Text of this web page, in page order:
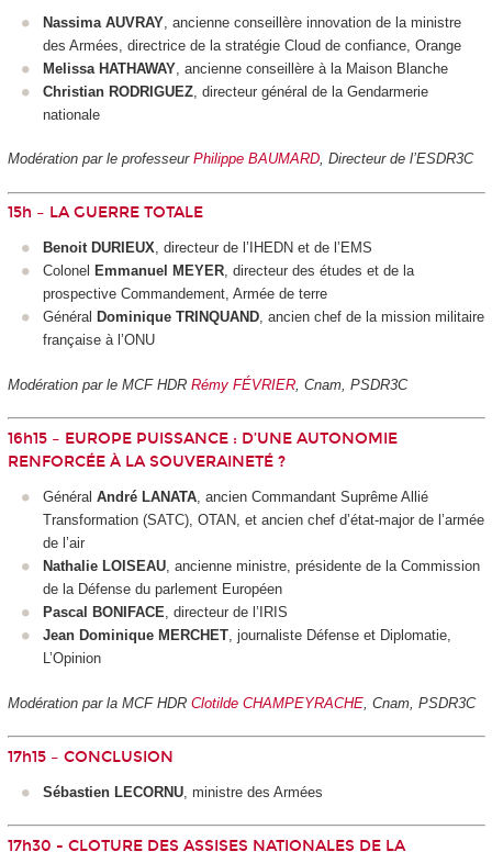
Nassima AUVRAY , ancienne conseillère innovation de la ministre
des Armées, directrice de la stratégie Cloud de confiance, Orange
Melissa HATHAWAY , ancienne conseillère à la Maison Blanche
Christian RODRIGUEZ , directeur général de la Gendarmerie
nationale
Modération par le professeur Philippe BAUMARD, Directeur de l’ESDR3C
15h – LA GUERRE TOTALE
Benoit DURIEUX, directeur de l’IHEDN et de l’EMS
Colonel Emmanuel MEYER, directeur des études et de la
prospective Commandement, Armée de terre
Général Dominique TRINQUAND, ancien chef de la mission militaire
française à l’ONU
Modération par le MCF HDR Rémy FÉVRIER, Cnam, PSDR3C
16h15 – EUROPE PUISSANCE : D’UNE AUTONOMIE
RENFORCÉE À LA SOUVERAINETÉ ?
Général André LANATA, ancien Commandant Suprême Allié
Transformation (SATC), OTAN, et ancien chef d’état-major de l’armée
de l’air
Nathalie LOISEAU, ancienne ministre, présidente de la Commission
de la Défense du parlement Européen
Pascal BONIFACE, directeur de l’IRIS
Jean Dominique MERCHET, journaliste Défense et Diplomatie,
L’Opinion
Modération par la MCF HDR Clotilde CHAMPEYRACHE, Cnam, PSDR3C
17h15 – CONCLUSION
Sébastien LECORNU , ministre des Armées
17h30 - CLOTURE DES ASSISES NATIONALES DE LA